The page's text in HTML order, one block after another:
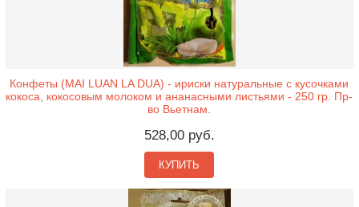
Конфеты (MAI LUAN LA DUA) - ириски натуральные с кусочками
кокоса, кокосовым молоком и ананасными листьями - 250 гр. Пр-
во Вьетнам.
528,00 руб.
КУПИТЬ